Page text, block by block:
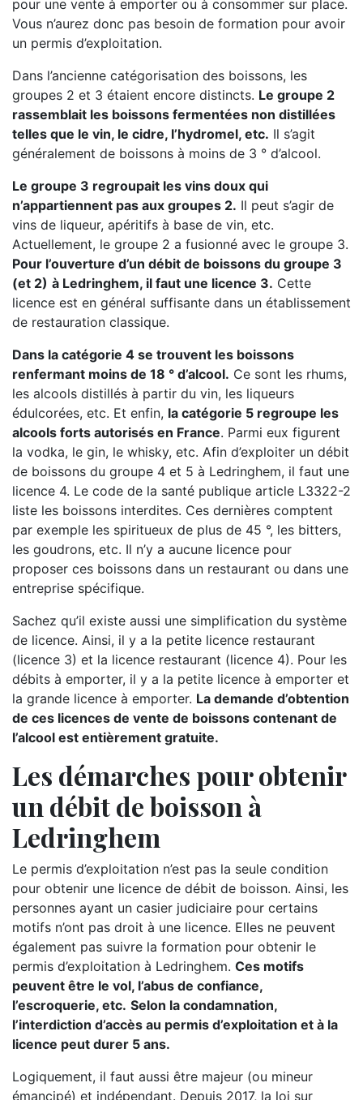
pour une vente à emporter ou à consommer sur place.
Vous n’aurez donc pas besoin de formation pour avoir
un permis d’exploitation.
Dans l’ancienne catégorisation des boissons, les
groupes 2 et 3 étaient encore distincts. Le groupe 2
rassemblait les boissons fermentées non distillées
telles que le vin, le cidre, l’hydromel, etc. Il s’agit
généralement de boissons à moins de 3 ° d’alcool.
Le groupe 3 regroupait les vins doux qui
n’appartiennent pas aux groupes 2. Il peut s’agir de
vins de liqueur, apéritifs à base de vin, etc.
Actuellement, le groupe 2 a fusionné avec le groupe 3.
Pour l’ouverture d’un débit de boissons du groupe 3
(et 2) à Ledringhem, il faut une licence 3. Cette
licence est en général suffisante dans un établissement
de restauration classique.
Dans la catégorie 4 se trouvent les boissons
renfermant moins de 18 ° d’alcool. Ce sont les rhums,
les alcools distillés à partir du vin, les liqueurs
édulcorées, etc. Et enfin, la catégorie 5 regroupe les
alcools forts autorisés en France. Parmi eux figurent
la vodka, le gin, le whisky, etc. Afin d’exploiter un débit
de boissons du groupe 4 et 5 à Ledringhem, il faut une
licence 4. Le code de la santé publique article L3322-2
liste les boissons interdites. Ces dernières comptent
par exemple les spiritueux de plus de 45 °, les bitters,
les goudrons, etc. Il n’y a aucune licence pour
proposer ces boissons dans un restaurant ou dans une
entreprise spécifique.
Sachez qu’il existe aussi une simplification du système
de licence. Ainsi, il y a la petite licence restaurant
(licence 3) et la licence restaurant (licence 4). Pour les
débits à emporter, il y a la petite licence à emporter et
la grande licence à emporter. La demande d’obtention
de ces licences de vente de boissons contenant de
l’alcool est entièrement gratuite.
Les démarches pour obtenir
un débit de boisson à
Ledringhem
Le permis d’exploitation n’est pas la seule condition
pour obtenir une licence de débit de boisson. Ainsi, les
personnes ayant un casier judiciaire pour certains
motifs n’ont pas droit à une licence. Elles ne peuvent
également pas suivre la formation pour obtenir le
permis d’exploitation à Ledringhem. Ces motifs
peuvent être le vol, l’abus de confiance,
l’escroquerie, etc. Selon la condamnation,
l’interdiction d’accès au permis d’exploitation et à la
licence peut durer 5 ans.
Logiquement, il faut aussi être majeur (ou mineur
émancipé) et indépendant. Depuis 2017, la loi sur